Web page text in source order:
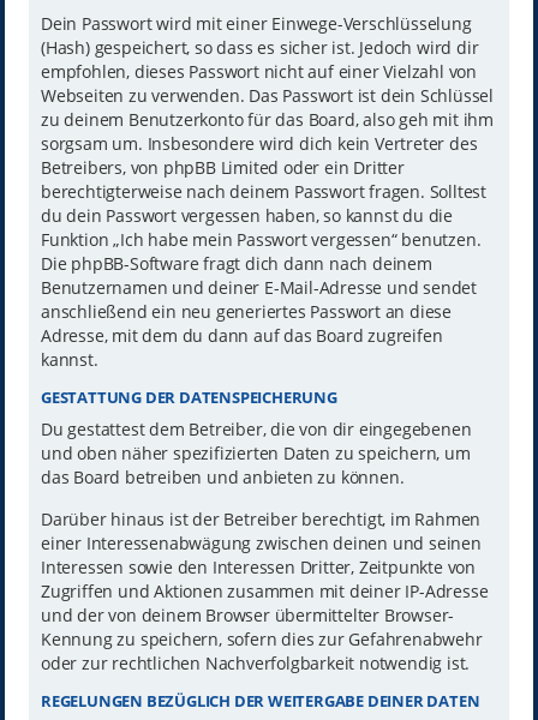
Dein Passwort wird mit einer Einwege-Verschlüsselung
(Hash) gespeichert, so dass es sicher ist. Jedoch wird dir
empfohlen, dieses Passwort nicht auf einer Vielzahl von
Webseiten zu verwenden. Das Passwort ist dein Schlüssel
zu deinem Benutzerkonto für das Board, also geh mit ihm
sorgsam um. Insbesondere wird dich kein Vertreter des
Betreibers, von phpBB Limited oder ein Dritter
berechtigterweise nach deinem Passwort fragen. Solltest
du dein Passwort vergessen haben, so kannst du die
Funktion „Ich habe mein Passwort vergessen“ benutzen.
Die phpBB-Software fragt dich dann nach deinem
Benutzernamen und deiner E-Mail-Adresse und sendet
anschließend ein neu generiertes Passwort an diese
Adresse, mit dem du dann auf das Board zugreifen
kannst.
GESTATTUNG DER DATENSPEICHERUNG
Du gestattest dem Betreiber, die von dir eingegebenen
und oben näher spezifizierten Daten zu speichern, um
das Board betreiben und anbieten zu können.
Darüber hinaus ist der Betreiber berechtigt, im Rahmen
einer Interessenabwägung zwischen deinen und seinen
Interessen sowie den Interessen Dritter, Zeitpunkte von
Zugriffen und Aktionen zusammen mit deiner IP-Adresse
und der von deinem Browser übermittelter Browser-
Kennung zu speichern, sofern dies zur Gefahrenabwehr
oder zur rechtlichen Nachverfolgbarkeit notwendig ist.
REGELUNGEN BEZÜGLICH DER WEITERGABE DEINER DATEN